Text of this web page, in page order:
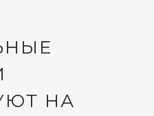
НА